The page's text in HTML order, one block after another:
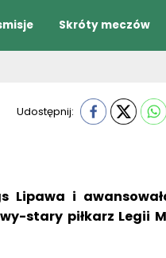
Skróty meczów
Udostępnij:
Lipawa i
stary piłkarz Legii